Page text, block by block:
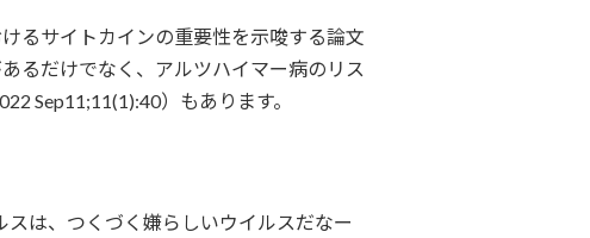
るサイトカインの重要性を示唆する論文
るだけでなく、アルツハイマー病のリス
Sep11;11(1):40）もあります。
スは、つくづく嫌らしいウイルスだなー